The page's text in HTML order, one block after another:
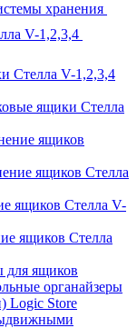
хранения
V-1,2,3,4
Стелла V-1,2,3,4
ящики Стелла
ящиков
ящиков Стелла
ящиков Стелла V-
ящиков Стелла
ящиков
органайзеры
Logiс Store